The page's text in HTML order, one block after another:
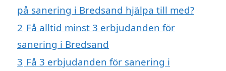
på sanering i Bredsand hjälpa till med?
2 Få alltid minst 3 erbjudanden för
sanering i Bredsand
3 Få 3 erbjudanden för sanering i